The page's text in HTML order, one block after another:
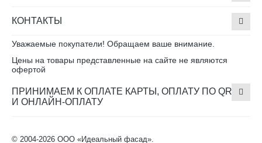
КОНТАКТЫ
Уважаемые покупатели! Обращаем ваше внимание.
Цены на товары представленные на сайте не являются
офертой
ПРИНИМАЕМ К ОПЛАТЕ КАРТЫ, ОПЛАТУ ПО QR
И ОНЛАЙН-ОПЛАТУ
© 2004-2026 ООО «Идеальный фасад».